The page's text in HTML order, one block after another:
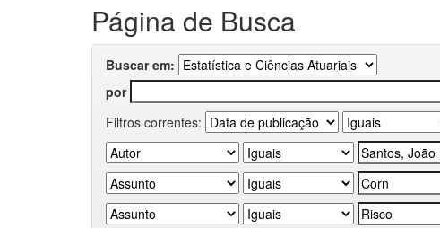
Página de Busca
Buscar em:
por
Filtros correntes: